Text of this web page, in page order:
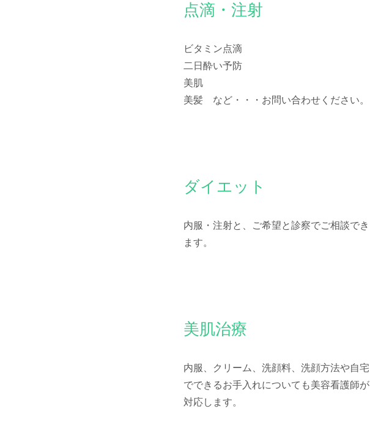
​点滴・注射
ビタミン点滴
二日酔い予防
美肌
​美髪 など・・・お問い合わせください。
​ダイエット
​内服・注射と、ご希望と診察でご相談でき
ます。
​美肌治療
​内服、クリーム、洗顔料、洗顔方法や自宅
でできるお手入れについても美容看護師が
対応します。